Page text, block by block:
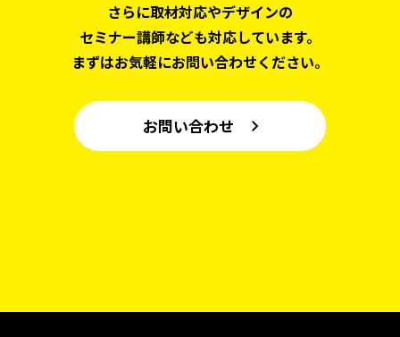
さらに取材対応やデザインの
セミナー講師なども対応しています。
まずはお気軽にお問い合わせください。
お問い合わせ